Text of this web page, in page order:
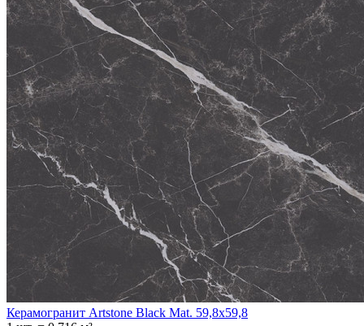
Керамогранит Artstone Black Mat. 59,8x59,8